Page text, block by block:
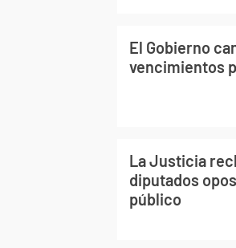
El Gobierno
vencimientos
La Justicia
diputados
público